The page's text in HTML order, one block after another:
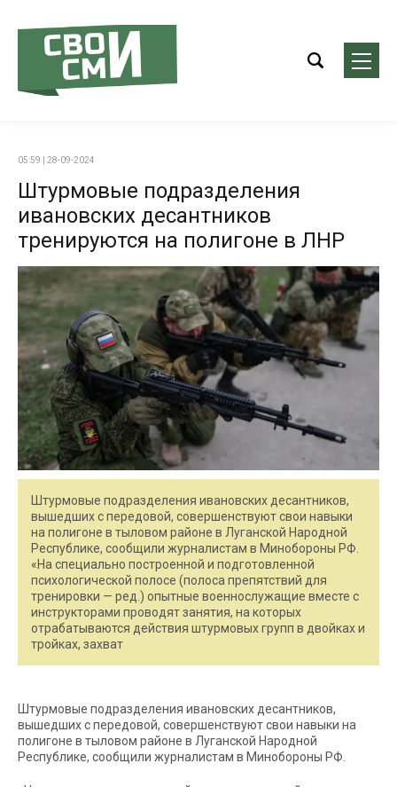
05:59 | 28-09-2024
Штурмовые подразделения
ивановских десантников
тренируются на полигоне в ЛНР
Штурмовые подразделения ивановских десантников,
вышедших с передовой, совершенствуют свои навыки
на полигоне в тыловом районе в Луганской Народной
Республике, сообщили журналистам в Минобороны РФ.
«На специально построенной и подготовленной
психологической полосе (полоса препятствий для
тренировки — ред.) опытные военнослужащие вместе с
инструкторами проводят занятия, на которых
отрабатываются действия штурмовых групп в двойках и
тройках, захват
Штурмовые подразделения ивановских десантников,
вышедших с передовой, совершенствуют свои навыки на
полигоне в тыловом районе в Луганской Народной
Республике, сообщили журналистам в Минобороны РФ.